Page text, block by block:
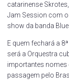
catarinense
Jam Session com o
show da banda
E quem fechará a
será a Orquestra
importantes nomes
passagem pelo